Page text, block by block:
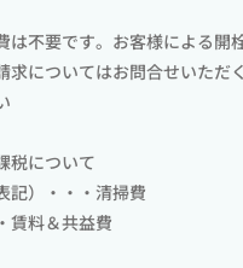
は不要です。お客様による開
求についてはお問合せいただ
税について
記）・・・清掃費
賃料＆共益費